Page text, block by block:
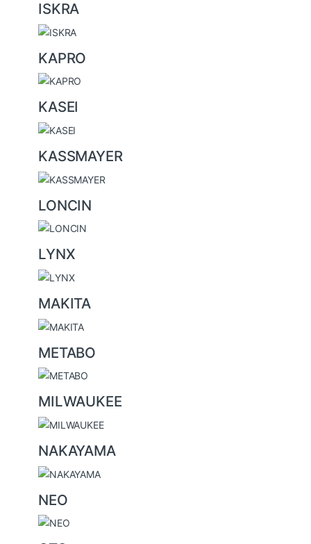
ISKRA
KAPRO
KASEI
KASSMAYER
LONCIN
LYNX
MAKITA
METABO
MILWAUKEE
NAKAYAMA
NEO